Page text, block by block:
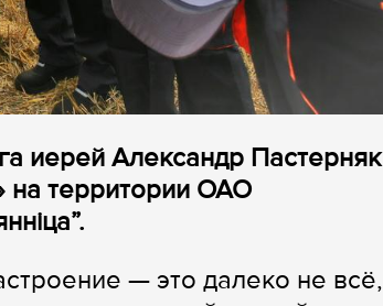
иерей Александр Пастерняк
на территории ОАО
— это далеко не всё,